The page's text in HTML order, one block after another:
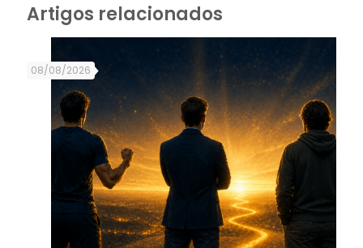
Artigos relacionados
08/08/2026